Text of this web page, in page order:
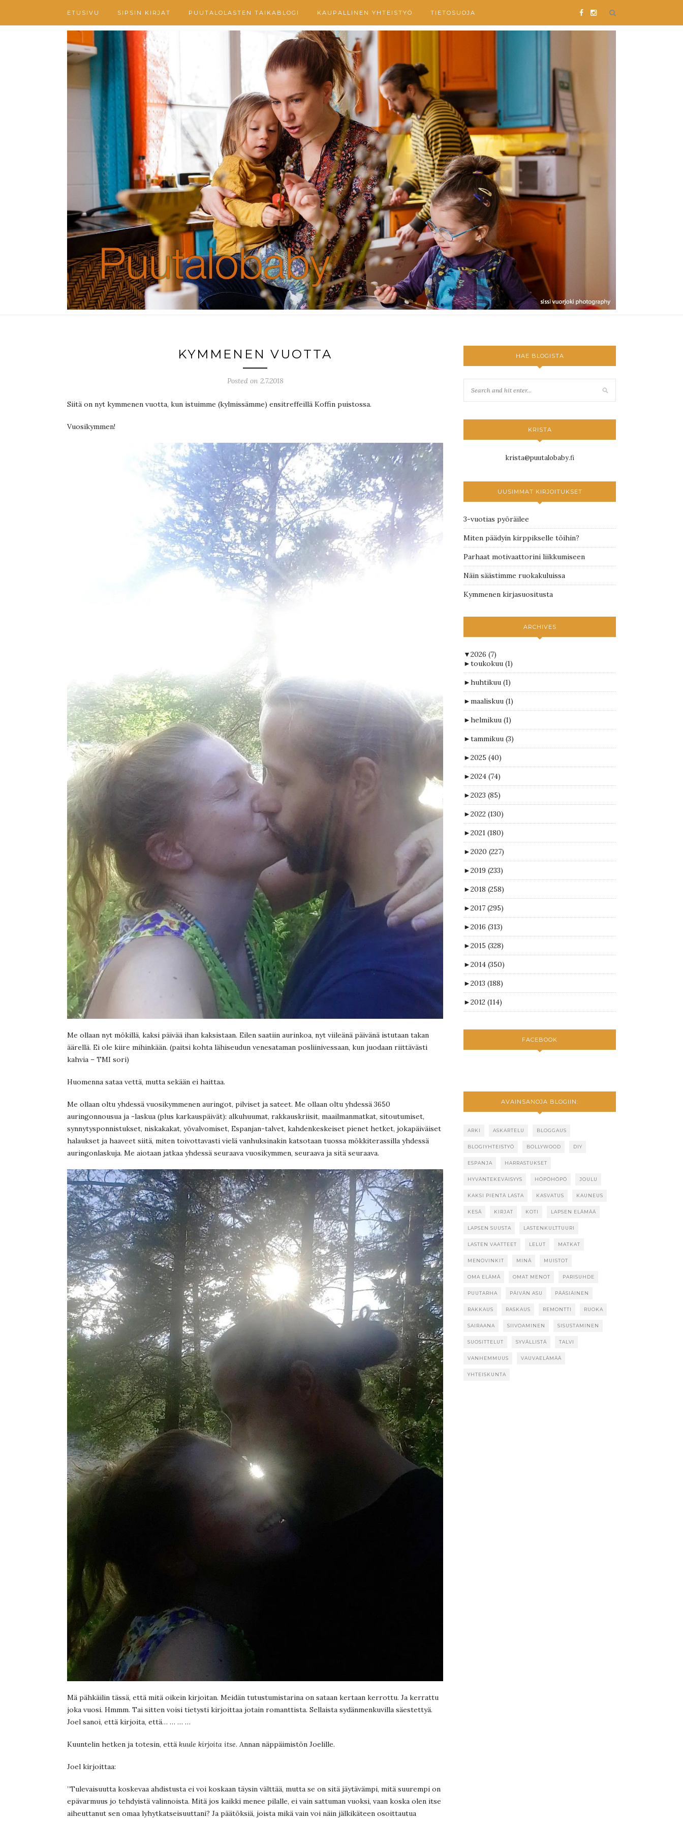
ETUSIVU SIPSIN KIRJAT PUUTALOLASTEN TAIKABLOGI KAUPALLINEN YHTEISTYÖ TIETOSUOJA
KYMMENEN VUOTTA
Posted on 2.7.2018
Siitä on nyt kymmenen vuotta, kun istuimme (kylmissämme) ensitreffeillä Koffin puistossa.
Vuosikymmen!
Me ollaan nyt mökillä, kaksi päivää ihan kaksistaan. Eilen saatiin aurinkoa, nyt viileänä päivänä istutaan takan
äärellä. Ei ole kiire mihinkään. (paitsi kohta lähiseudun venesataman posliinivessaan, kun juodaan riittävästi
kahvia – TMI sori)
Huomenna sataa vettä, mutta sekään ei haittaa.
Me ollaan oltu yhdessä vuosikymmenen auringot, pilviset ja sateet. Me ollaan oltu yhdessä 3650
auringonnousua ja -laskua (plus karkauspäivät): alkuhuumat, rakkauskriisit, maailmanmatkat, sitoutumiset,
synnytysponnistukset, niskakakat, yövalvomiset, Espanjan-talvet, kahdenkeskeiset pienet hetket, jokapäiväiset
halaukset ja haaveet siitä, miten toivottavasti vielä vanhuksinakin katsotaan tuossa mökkiterassilla yhdessä
auringonlaskuja. Me aiotaan jatkaa yhdessä seuraava vuosikymmen, seuraava ja sitä seuraava.
Mä pähkäilin tässä, että mitä oikein kirjoitan. Meidän tutustumistarina on sataan kertaan kerrottu. Ja kerrattu
joka vuosi. Hmmm. Tai sitten voisi tietysti kirjoittaa jotain romanttista. Sellaista sydänmenkuvilla säestettyä.
Joel sanoi, että kirjoita, että… … … …
Kuuntelin hetken ja totesin, että kuule kirjoita itse. Annan näppäimistön Joelille.
Joel kirjoittaa:
”Tulevaisuutta koskevaa ahdistusta ei voi koskaan täysin välttää, mutta se on sitä jäytävämpi, mitä suurempi on
epävarmuus jo tehdyistä valinnoista. Mitä jos kaikki menee pilalle, ei vain sattuman vuoksi, vaan koska olen itse
aiheuttanut sen omaa lyhytkatseisuuttani? Ja päätöksiä, joista mikä vain voi näin jälkikäteen osoittautua
HAE BLOGISTA
KRISTA
krista@puutalobaby.fi
UUSIMMAT KIRJOITUKSET
3-vuotias pyöräilee
Miten päädyin kirppikselle töihin?
Parhaat motivaattorini liikkumiseen
Näin säästimme ruokakuluissa
Kymmenen kirjasuositusta
ARCHIVES
▼2026 (7)
►toukokuu (1)
►huhtikuu (1)
►maaliskuu (1)
►helmikuu (1)
►tammikuu (3)
►2025 (40)
►2024 (74)
►2023 (85)
►2022 (130)
►2021 (180)
►2020 (227)
►2019 (233)
►2018 (258)
►2017 (295)
►2016 (313)
►2015 (328)
►2014 (350)
►2013 (188)
►2012 (114)
FACEBOOK
AVAINSANOJA BLOGIIN:
ARKI ASKARTELU BLOGGAUS
BLOGIYHTEISTYÖ BOLLYWOOD DIY
ESPANJA HARRASTUKSET
HYVÄNTEKEVÄISYYS HÖPÖHÖPÖ JOULU
KAKSI PIENTÄ LASTA KASVATUS KAUNEUS
KESÄ KIRJAT KOTI LAPSEN ELÄMÄÄ
LAPSEN SUUSTA LASTENKULTTUURI
LASTEN VAATTEET LELUT MATKAT
MENOVINKIT MINÄ MUISTOT
OMA ELÄMÄ OMAT MENOT PARISUHDE
PUUTARHA PÄIVÄN ASU PÄÄSIÄINEN
RAKKAUS RASKAUS REMONTTI RUOKA
SAIRAANA SIIVOAMINEN SISUSTAMINEN
SUOSITTELUT SYVÄLLISTÄ TALVI
VANHEMMUUS VAUVAELÄMÄÄ
YHTEISKUNTA